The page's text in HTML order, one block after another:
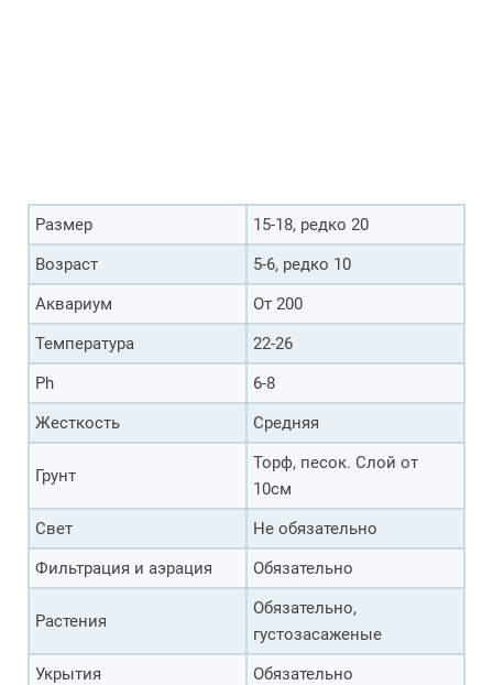
Размер
15-18, редко 20
Возраст
5-6, редко 10
Аквариум
От 200
Температура
22-26
Ph
6-8
Жесткость
Средняя
Грунт
Торф, песок. Слой от
10см
Свет
Не обязательно
Фильтрация и аэрация
Обязательно
Растения
Обязательно,
густозасаженые
Укрытия
Обязательно